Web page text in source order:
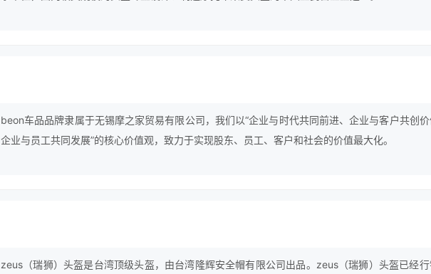
beon车品品牌隶属于无锡摩之家贸易有限公司，我们以“企业与时代共同前进、企业与客户共创价
企业与员工共同发展”的核心价值观，致力于实现股东、员工、客户和社会的价值最大化。
zeus（瑞狮）头盔是台湾顶级头盔，由台湾隆辉安全帽有限公司出品。zeus（瑞狮）头盔已经